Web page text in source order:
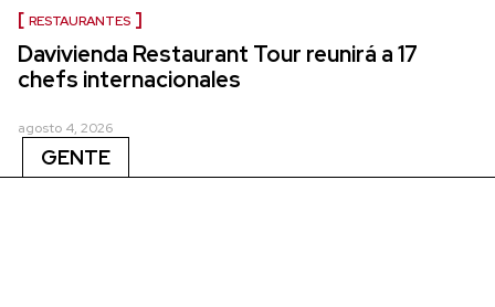
RESTAURANTES
Davivienda Restaurant Tour reunirá a 17
chefs internacionales
agosto 4, 2026
GENTE